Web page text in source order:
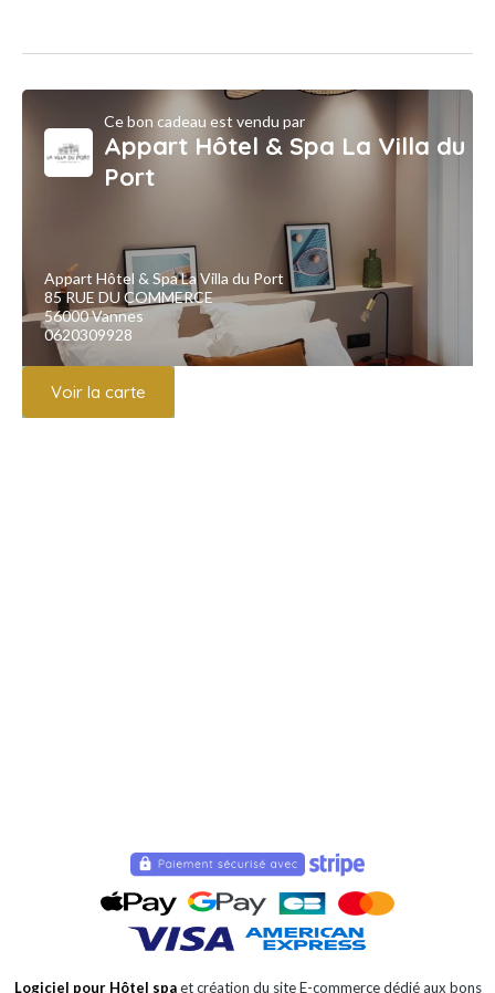
Ce bon cadeau est vendu par
Appart Hôtel & Spa La Villa du
Port
Appart Hôtel & Spa La Villa du Port
85 RUE DU COMMERCE
56000 Vannes
0620309928
Voir la carte
Logiciel pour Hôtel spaet création du site E-commerce dédié aux bons